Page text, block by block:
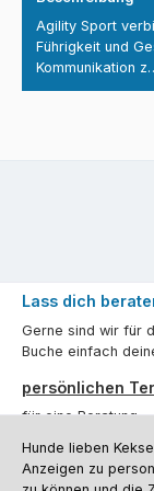
Agility Sport
Führigkeit und
Kommunikation
Lass dich
Gerne sind wir für
Buche einfach
persönlichen
für eine Beratung.
Oder über unser
Hunde lieben
Anzeigen zu